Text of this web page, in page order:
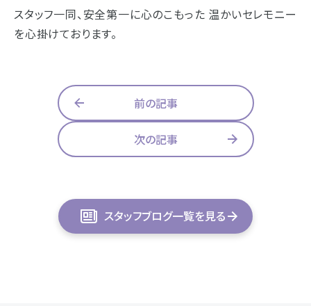
スタッフ一同、安全第一に心のこもった 温かいセレモニー
を心掛けております。
前の記事
次の記事
スタッフブログ一覧を見る